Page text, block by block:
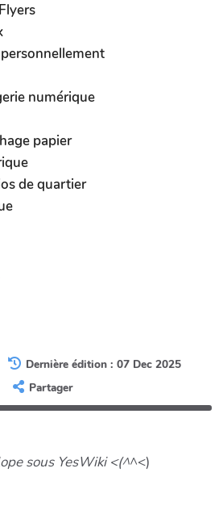
numérique
papier
de quartier
Dernière édition : 07 Dec 2025
Partager
sous YesWiki <(^^<)